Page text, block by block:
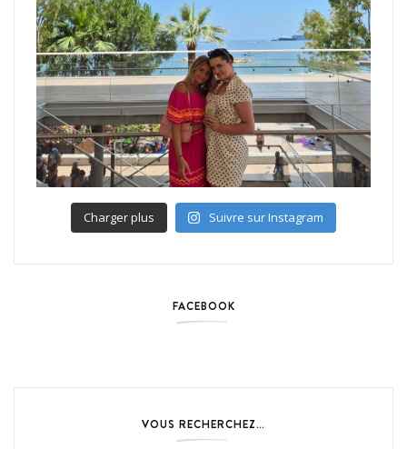
Charger plus Suivre sur Instagram
FACEBOOK
VOUS RECHERCHEZ…